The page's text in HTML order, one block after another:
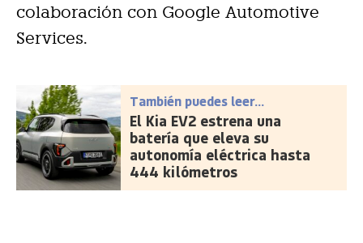
colaboración con Google Automotive
Services.
También puedes leer...
El Kia EV2 estrena una
batería que eleva su
autonomía eléctrica hasta
444 kilómetros